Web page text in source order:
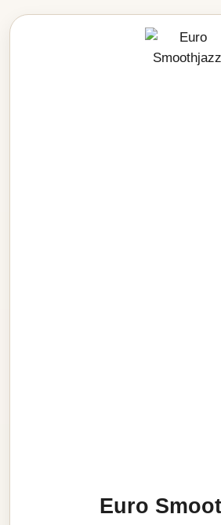
Euro